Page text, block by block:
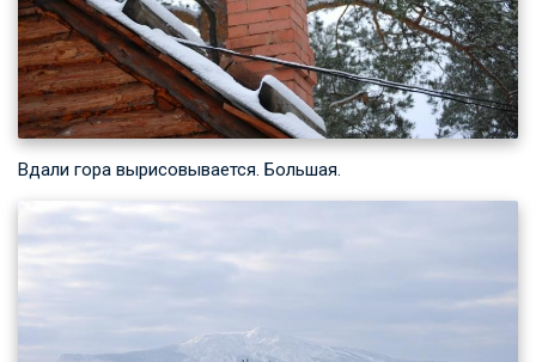
Вдали гора вырисовывается. Большая.